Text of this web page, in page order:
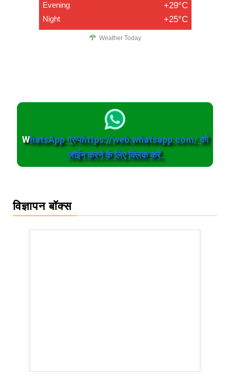
Evening +29°C
Night +25°C
Weather Today
WhatsApp ग्रुपhttps://web.whatsapp.com/ को
जॉईन करने के लिए क्लिक करें.
विज्ञापन बॉक्स